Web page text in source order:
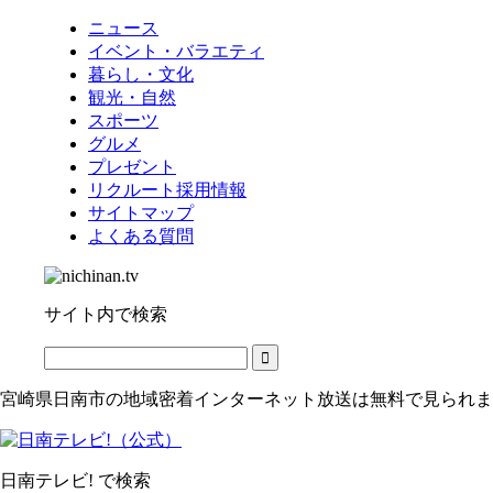
ニュース
イベント・バラエティ
暮らし・文化
観光・自然
スポーツ
グルメ
プレゼント
リクルート採用情報
サイトマップ
よくある質問
サイト内で検索
宮崎県日南市の地域密着インターネット放送は無料で見られ
日南テレビ! で検索